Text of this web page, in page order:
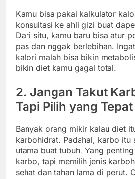
Kamu bisa pakai kalkulator
konsultasi ke ahli gizi buat
Dari situ, kamu baru bisa atur
pas dan nggak berlebihan.
kalori malah bisa bikin
bikin diet kamu gagal total.
2. Jangan Takut
Tapi Pilih yang Tepat
Banyak orang mikir kalau diet
karbohidrat. Padahal, karbo itu
utama buat tubuh. Yang
karbo, tapi memilih jenis
sehat dan tahan lama di perut.